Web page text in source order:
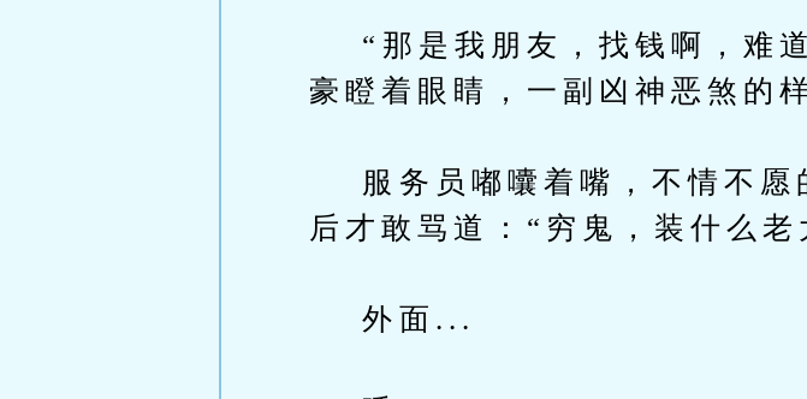
“那是我朋友，找钱啊，难
豪瞪着眼睛，一副凶神恶煞的
服务员嘟囔着嘴，不情不愿
后才敢骂道：“穷鬼，装什么老
外面...